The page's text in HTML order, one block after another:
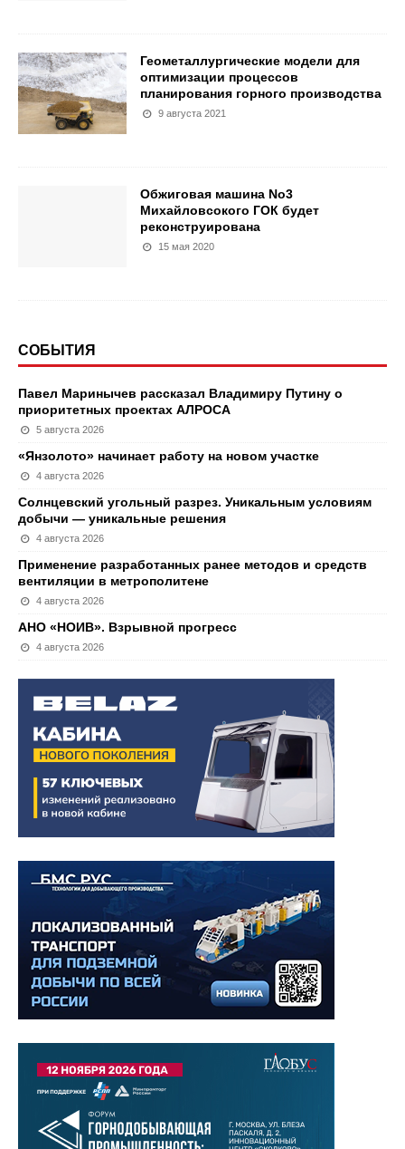
Геометаллургические модели для
оптимизации процессов
планирования горного производства
9 августа 2021
Обжиговая машина No3
Михайловсокого ГОК будет
реконструирована
15 мая 2020
СОБЫТИЯ
Павел Маринычев рассказал Владимиру Путину о
приоритетных проектах АЛРОСА
5 августа 2026
«Янзолото» начинает работу на новом участке
4 августа 2026
Солнцевский угольный разрез. Уникальным условиям
добычи — уникальные решения
4 августа 2026
Применение разработанных ранее методов и средств
вентиляции в метрополитене
4 августа 2026
АНО «НОИВ». Взрывной прогресс
4 августа 2026